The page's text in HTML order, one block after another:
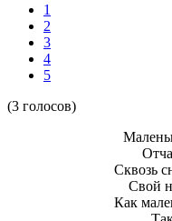
1
2
3
4
5
(3 голосов)
Сквозь
Свой
Как